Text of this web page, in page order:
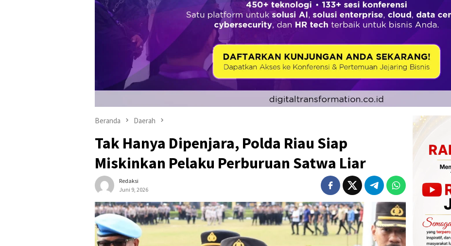
Beranda Daerah
Tak Hanya Dipenjara, Polda Riau Siap
Miskinkan Pelaku Perburuan Satwa Liar
Redaksi
Juni 9, 2026